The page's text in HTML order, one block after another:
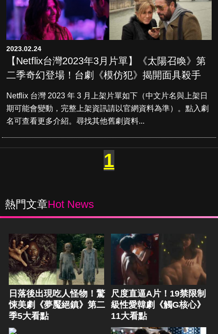
2023.02.24
【Netflix台灣2023年3月片單】《太陽召喚》第
二季奇幻登場！台劇《模仿犯》揭開面具殺手
Netflix 台灣 2023 年 3 月上架片單如下（中文片名與上架日
期可能會變動，完整上架資訊請以官網資料為準）。點入劇
名可查看更多介紹。尋找其他舊劇資料...
1
熱門文章Hot News
日落後出現吃人怪物！驚
悚美劇《夢魘絕鎮》第二
季5大看點
尺度直逼A片！19禁限制
級性愛韓劇《觸G核心》
11大看點